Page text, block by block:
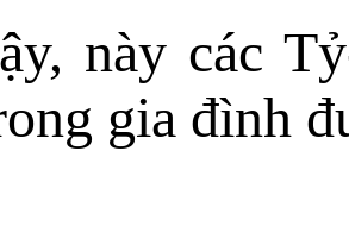
này các
gia đình